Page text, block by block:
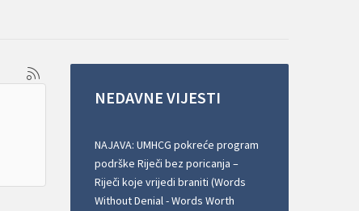
NEDAVNE VIJESTI
NAJAVA: UMHCG pokreće program
podrške Riječi bez poricanja –
Riječi koje vrijedi braniti (Words
Without Denial - Words Worth